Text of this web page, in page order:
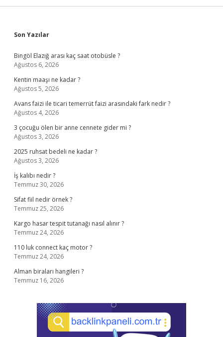
Sidebar
Son Yazılar
Bingöl Elazığ arası kaç saat otobüsle ?
Ağustos 6, 2026
Kentin maaşı ne kadar ?
Ağustos 5, 2026
Avans faizi ile ticari temerrüt faizi arasındaki fark nedir ?
Ağustos 4, 2026
3 çocuğu ölen bir anne cennete gider mi ?
Ağustos 3, 2026
2025 ruhsat bedeli ne kadar ?
Ağustos 3, 2026
İş kalıbı nedir ?
Temmuz 30, 2026
Sifat fiil nedir örnek ?
Temmuz 25, 2026
Kargo hasar tespit tutanağı nasıl alınır ?
Temmuz 24, 2026
110 luk connect kaç motor ?
Temmuz 24, 2026
Alman biraları hangileri ?
Temmuz 16, 2026